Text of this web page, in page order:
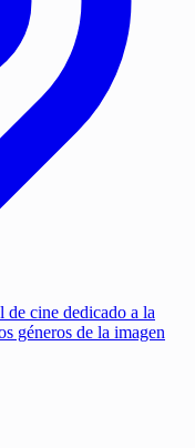
de cine dedicado a la
géneros de la imagen